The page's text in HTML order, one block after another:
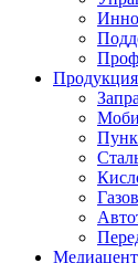
Продукция